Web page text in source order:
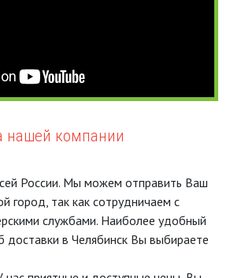
нашей компании
России. Мы можем отправить Ваш
город, так как сотрудничаем с
службами. Наиболее удобный
доставки в Челябинск Вы выбираете